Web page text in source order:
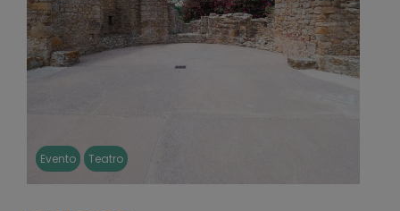
Evento Teatro